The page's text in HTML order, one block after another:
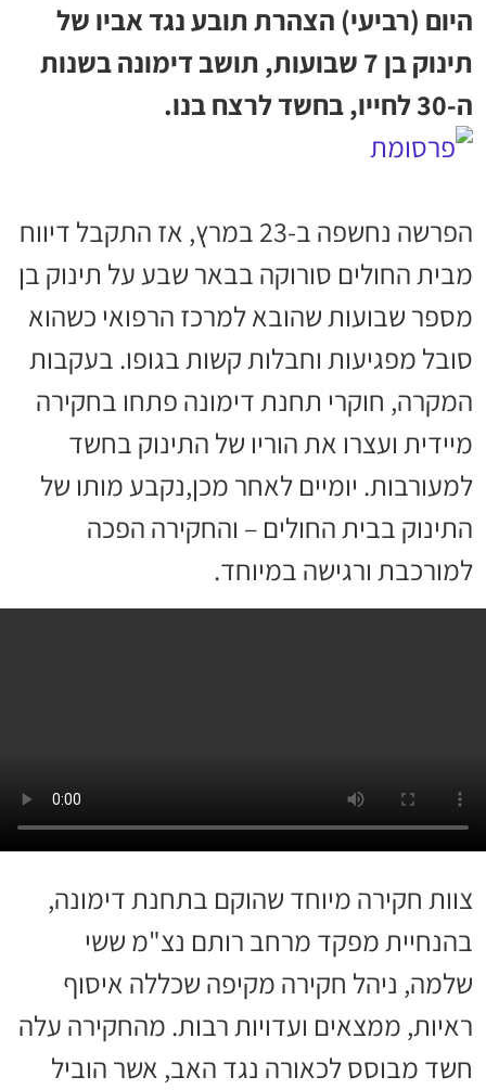
היום (רביעי) הצהרת תובע נגד אביו של
תינוק בן 7 שבועות, תושב דימונה בשנות
ה-30 לחייו, בחשד לרצח בנו.
הפרשה נחשפה ב-23 במרץ, אז התקבל דיווח
מבית החולים סורוקה בבאר שבע על תינוק בן
מספר שבועות שהובא למרכז הרפואי כשהוא
סובל מפגיעות וחבלות קשות בגופו. בעקבות
המקרה, חוקרי תחנת דימונה פתחו בחקירה
מיידית ועצרו את הוריו של התינוק בחשד
למעורבות. יומיים לאחר מכן,נקבע מותו של
התינוק בבית החולים – והחקירה הפכה
למורכבת ורגישה במיוחד.
צוות חקירה מיוחד שהוקם בתחנת דימונה,
בהנחיית מפקד מרחב רותם נצ"מ ששי
שלמה, ניהל חקירה מקיפה שכללה איסוף
ראיות, ממצאים ועדויות רבות. מהחקירה עלה
חשד מבוסס לכאורה נגד האב, אשר הוביל